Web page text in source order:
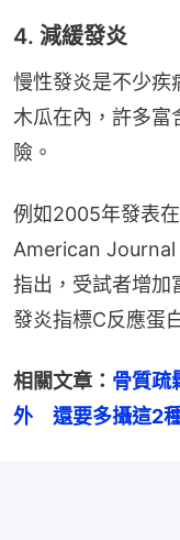
4. 減緩發炎
慢性發炎是不少疾
木瓜在內，許多富
險。
例如2005年發表
American
指出，受試者增加
發炎指標C反應蛋
相關文章： 骨質疏
外　還要多攝這2